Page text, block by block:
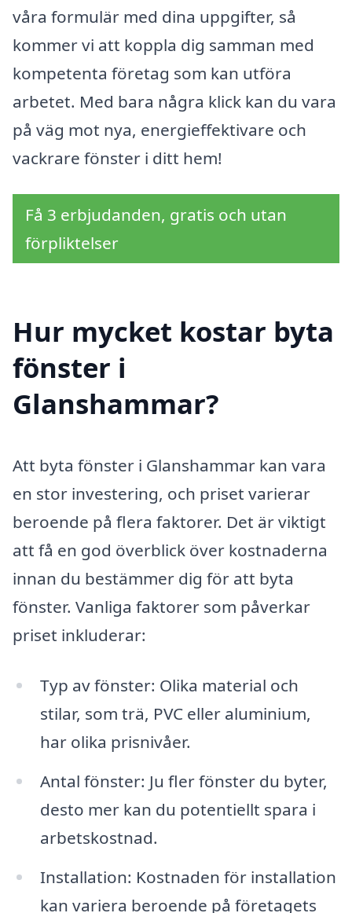
våra formulär med dina uppgifter, så
kommer vi att koppla dig samman med
kompetenta företag som kan utföra
arbetet. Med bara några klick kan du vara
på väg mot nya, energieffektivare och
vackrare fönster i ditt hem!
Få 3 erbjudanden, gratis och utan
förpliktelser
Hur mycket kostar byta
fönster i
Glanshammar?
Att byta fönster i Glanshammar kan vara
en stor investering, och priset varierar
beroende på flera faktorer. Det är viktigt
att få en god överblick över kostnaderna
innan du bestämmer dig för att byta
fönster. Vanliga faktorer som påverkar
priset inkluderar:
Typ av fönster: Olika material och
stilar, som trä, PVC eller aluminium,
har olika prisnivåer.
Antal fönster: Ju fler fönster du byter,
desto mer kan du potentiellt spara i
arbetskostnad.
Installation: Kostnaden för installation
kan variera beroende på företagets